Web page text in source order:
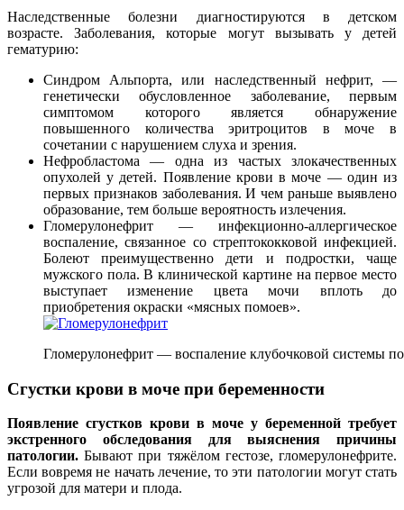
Наследственные болезни диагностируются в детском
возрасте. Заболевания, которые могут вызывать у детей
гематурию:
Синдром Альпорта, или наследственный нефрит, —
генетически обусловленное заболевание, первым
симптомом которого является обнаружение
повышенного количества эритроцитов в моче в
сочетании с нарушением слуха и зрения.
Нефробластома — одна из частых злокачественных
опухолей у детей. Появление крови в моче — один из
первых признаков заболевания. И чем раньше выявлено
образование, тем больше вероятность излечения.
Гломерулонефрит — инфекционно-аллергическое
воспаление, связанное со стрептококковой инфекцией.
Болеют преимущественно дети и подростки, чаще
мужского пола. В клинической картине на первое место
выступает изменение цвета мочи вплоть до
приобретения окраски «мясных помоев».
Гломерулонефрит — воспаление клубочковой системы
Сгустки крови в моче при беременности
Появление сгустков крови в моче у беременной требует
экстренного обследования для выяснения причины
патологии. Бывают при тяжёлом гестозе, гломерулонефрите.
Если вовремя не начать лечение, то эти патологии могут стать
угрозой для матери и плода.